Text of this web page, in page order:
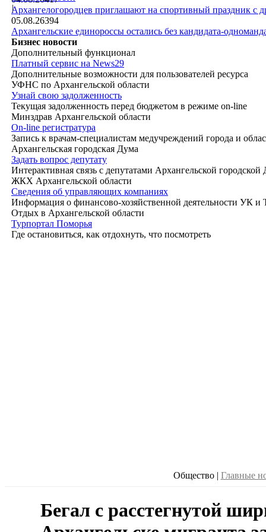
|Архангелогородцев приглашают на спортивный праздник с
05.08.26394
Архангельские единороссы остались без кандидата-
Бизнес новости
Дополнительный функционал
Платный сервис на News29
Дополнительные возможности для пользователей ресурса
УФНС по Архангельской области
Узнай свою задолженность
Текущая задолженность перед бюджетом в режиме on-line
Минздрав Архангельской области
On-line регистратура
Запись к врачам-специалистам медучреждений города и
Архангельская городская Дума
Задать вопрос депутату
Интерактивная связь с депутатами Архангельской
ЖКХ Архангельской области
Сведения об управляющих компаниях
Информация о финансово-хозяйственной деятельности УК
Отдых в Архангельской области
Турпортал Поморья
Где остановиться, как отдохнуть, что посмотреть
Общество | Главные
Бегал с расстегнутой